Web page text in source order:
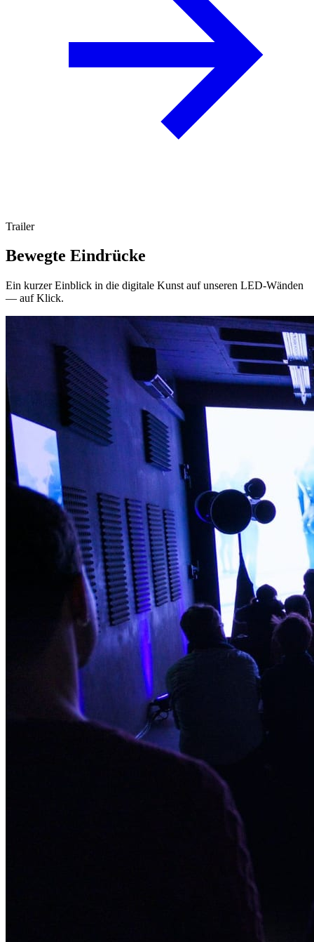
Trailer
Bewegte Eindrücke
Ein kurzer Einblick in die digitale Kunst auf unseren LED-Wänden
— auf Klick.